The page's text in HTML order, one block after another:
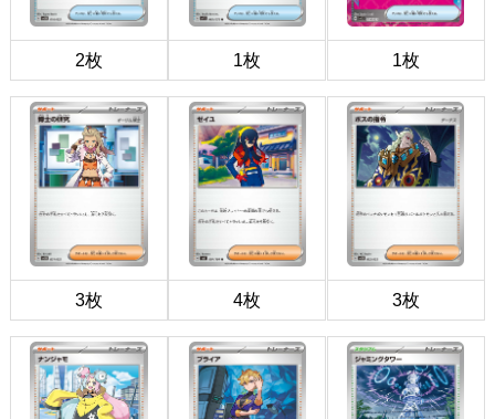
2枚 1枚 1枚
3枚 4枚 3枚